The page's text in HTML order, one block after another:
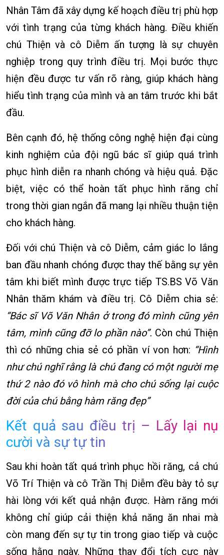
Nhân Tâm đã xây dựng kế hoạch điều trị phù hợp
với tình trạng của từng khách hàng. Điều khiến
chú Thiện và cô Diễm ấn tượng là sự chuyên
nghiệp trong quy trình điều trị. Mọi bước thực
hiện đều được tư vấn rõ ràng, giúp khách hàng
hiểu tình trạng của mình và an tâm trước khi bắt
đầu.
Bên cạnh đó, hệ thống công nghệ hiện đại cùng
kinh nghiệm của đội ngũ bác sĩ giúp quá trình
phục hình diễn ra nhanh chóng và hiệu quả. Đặc
biệt, việc có thể hoàn tất phục hình răng chỉ
trong thời gian ngắn đã mang lại nhiều thuận tiện
cho khách hàng.
Đối với chú Thiện và cô Diễm, cảm giác lo lắng
ban đầu nhanh chóng được thay thế bằng sự yên
tâm khi biết mình được trực tiếp TS.BS Võ Văn
Nhân thăm khám và điều trị. Cô Diễm chia sẻ:
“Bác sĩ Võ Văn Nhân ở trong đó mình cũng yên
tâm, mình cũng đỡ lo phần nào”. Còn chú Thiện
thì có những chia sẻ có phần ví von hơn: “Hình
như chú nghĩ rằng là chú đang có một người mẹ
thứ 2 nào đó vô hình mà cho chú sống lại cuộc
đời của chú bằng hàm răng đẹp”
Kết quả sau điều trị – Lấy lại nụ
cười và sự tự tin
Sau khi hoàn tất quá trình phục hồi răng, cả chú
Võ Trí Thiện và cô Trần Thị Diễm đều bày tỏ sự
hài lòng với kết quả nhận được. Hàm răng mới
không chỉ giúp cải thiện khả năng ăn nhai mà
còn mang đến sự tự tin trong giao tiếp và cuộc
sống hằng ngày. Những thay đổi tích cực này